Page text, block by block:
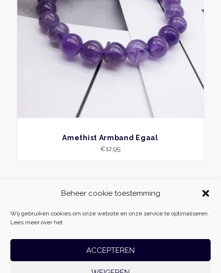
Beheer cookie toestemming
Wij gebruiken cookies om onze website en onze service te optimaliseren.
Lees meer over het
ACCEPTEREN
BEKIJK
kan
Amethist Armband Egaal
€12,95